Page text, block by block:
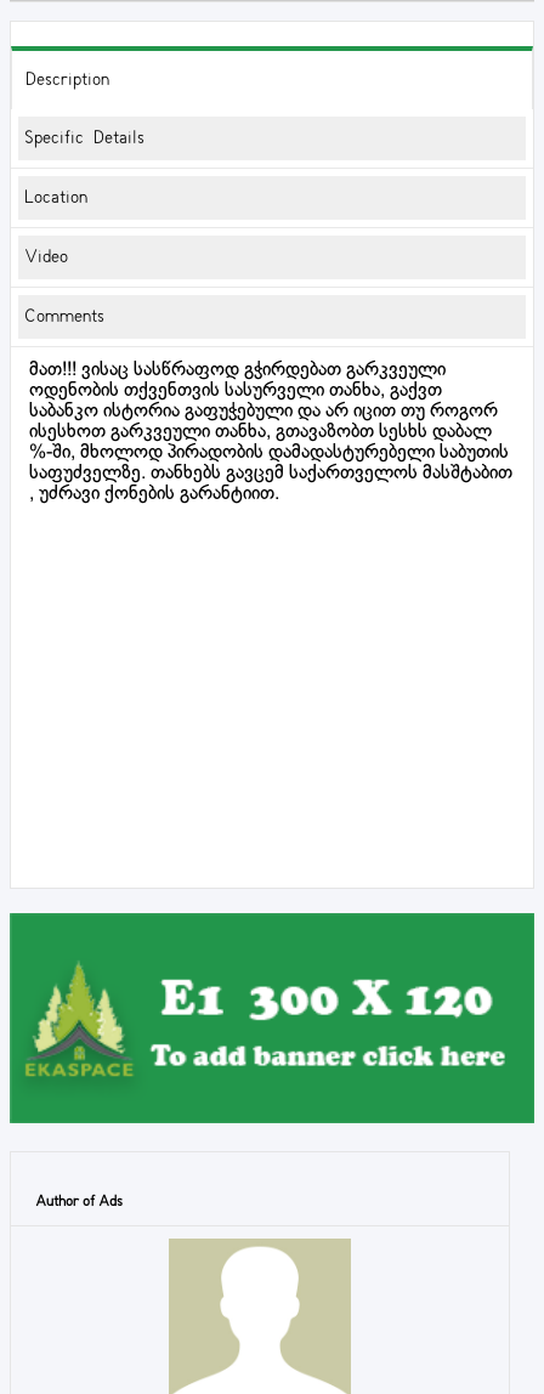
Description
Specific Details
Location
Video
Comments
მათ!!! ვისაც სასწრაფოდ გჭირდებათ გარკვეული
ოდენობის თქვენთვის სასურველი თანხა, გაქვთ
საბანკო ისტორია გაფუჭებული და არ იცით თუ როგორ
ისესხოთ გარკვეული თანხა, გთავაზობთ სესხს დაბალ
%-ში, მხოლოდ პირადობის დამადასტურებელი საბუთის
საფუძველზე. თანხებს გავცემ საქართველოს მასშტაბით
, უძრავი ქონების გარანტიით.
Author of Ads